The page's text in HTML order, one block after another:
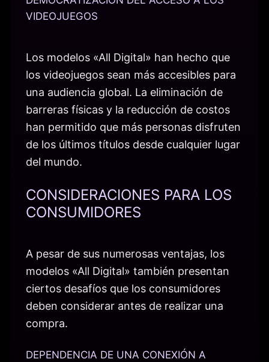
VIDEOJUEGOS
Los modelos «All Digital» han hecho que
los videojuegos sean más accesibles para
una audiencia global. La eliminación de
barreras físicas y la reducción de costos
han permitido que más personas disfruten
de los últimos títulos desde cualquier lugar
del mundo.
CONSIDERACIONES PARA LOS
CONSUMIDORES
A pesar de sus numerosas ventajas, los
modelos «All Digital» también presentan
ciertos desafíos que los consumidores
deben considerar antes de realizar una
compra.
DEPENDENCIA DE UNA CONEXIÓN A